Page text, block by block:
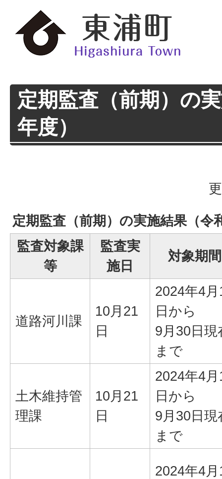
定期監査（前期）の
年度）
定期監査（前期）の実施結果（令
監査対象課
等
監査実
施日
対象期間
道路河川課
10月21
日
2024年4月
日から
9月30日現
まで
土木維持管
理課
10月21
日
2024年4月
日から
9月30日現
まで
2024年4月